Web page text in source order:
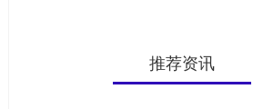
推荐资讯